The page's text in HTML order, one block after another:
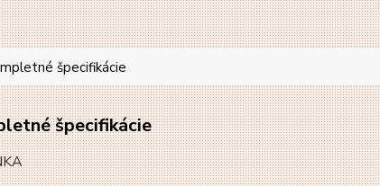
špecifikácie
špecifikácie